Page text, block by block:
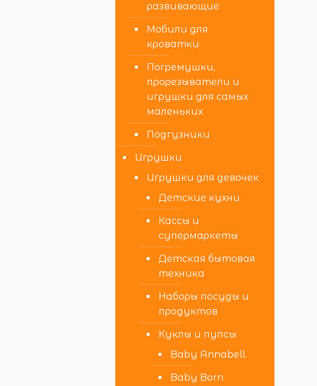
развивающие
Мобили для
кроватки
Погремушки,
прорезыватели и
игрушки для самых
маленьких
Подгузники
Игрушки
Игрушки для девочек
Детские кухни
Кассы и
супермаркеты
Детская бытовая
техника
Наборы посуды и
продуктов
Куклы и пупсы
Baby Annabell
Baby Born